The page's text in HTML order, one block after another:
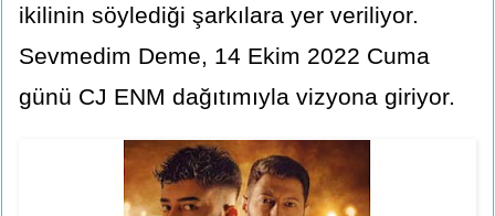
ikilinin söylediği şarkılara yer veriliyor.
Sevmedim Deme, 14 Ekim 2022 Cuma
günü CJ ENM dağıtımıyla vizyona giriyor.